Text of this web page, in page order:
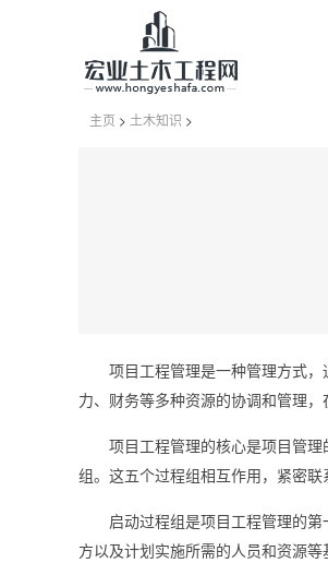
主页 > 土木知识 >
项目工程管理是一种管理方式
力、财务等多种资源的协调和管理
项目工程管理的核心是项目管
组。这五个过程组相互作用，紧密联
启动过程组是项目工程管理的
方以及计划实施所需的人员和资源